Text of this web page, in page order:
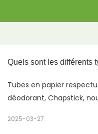
Quels sont les différents
Tubes en papier
déodorant, Chapstick,
2025-03-27